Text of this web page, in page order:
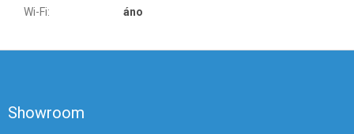
Wi-Fi: áno
Showroom